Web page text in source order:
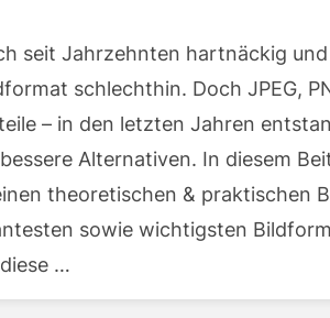
seit Jahrzehnten hartnäckig
schlechthin. Doch JPEG,
– in den letzten Jahren
Alternativen. In diesem
theoretischen & praktischen
sowie wichtigsten
…